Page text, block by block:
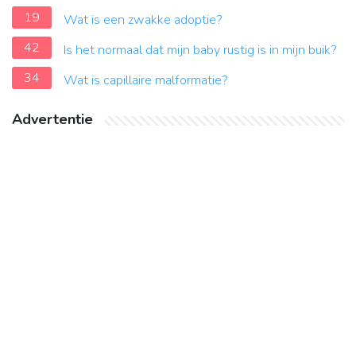
19
Wat is een zwakke adoptie?
42
Is het normaal dat mijn baby rustig is in mijn buik?
34
Wat is capillaire malformatie?
Advertentie